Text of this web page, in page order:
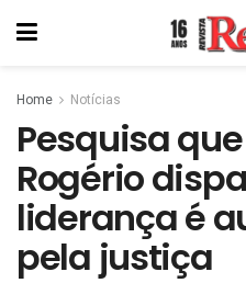
Home Notícias
Pesquisa
Rogério
liderança é
pela justiça